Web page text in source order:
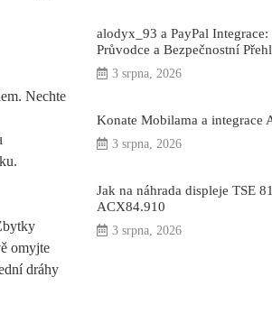
Nechte
omyjte
dráhy
alodyx_93 a PayPal
Průvodce a Bezpečnostní
3 srpna, 2026
Konate Mobilama a integrace
3 srpna, 2026
Jak na náhrada displeje TSE
ACX84.910
3 srpna, 2026